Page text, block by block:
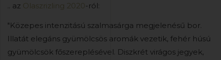
.. az Olaszrizling 2020-ról:
"Közepes intenzitású szalmasárga megjelenésű bor.
Illatát elegáns gyümölcsös aromák vezetik, fehér húsú
gyümölcsök főszereplésével. Diszkrét virágos jegyek,